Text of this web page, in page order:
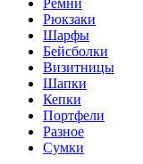
Ремни
Рюкзаки
Шарфы
Бейсболки
Визитницы
Шапки
Кепки
Портфели
Разное
Сумки